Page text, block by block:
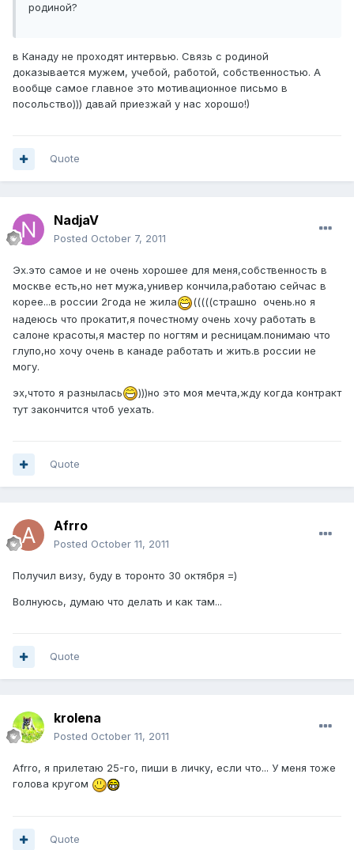
родиной?
в Канаду не проходят интервью. Связь с родиной
доказывается мужем, учебой, работой, собственностью. А
вообще самое главное это мотивационное письмо в
посольство))) давай приезжай у нас хорошо!)
Quote
NadjaV
Posted October 7, 2011
Эх.это самое и не очень хорошее для меня,собственность в
москве есть,но нет мужа,универ кончила,работаю сейчас в
корее...в россии 2года не жила
(((((страшно очень.но я
надеюсь что прокатит,я почестному очень хочу работать в
салоне красоты,я мастер по ногтям и ресницам.понимаю что
глупо,но хочу очень в канаде работать и жить.в россии не
могу.
эх,чтото я разнылась
)))но это моя мечта,жду когда контракт
тут закончится чтоб уехать.
Quote
Afrro
Posted October 11, 2011
Получил визу, буду в торонто 30 октября =)
Волнуюсь, думаю что делать и как там...
Quote
krolena
Posted October 11, 2011
Afrro, я прилетаю 25-го, пиши в личку, если что... У меня тоже
голова кругом
Quote